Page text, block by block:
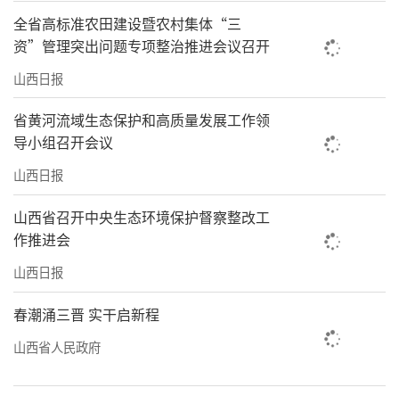
全省高标准农田建设暨农村集体“三
资”管理突出问题专项整治推进会议召开
山西日报
省黄河流域生态保护和高质量发展工作领
导小组召开会议
山西日报
山西省召开中央生态环境保护督察整改工
作推进会
山西日报
春潮涌三晋 实干启新程
山西省人民政府